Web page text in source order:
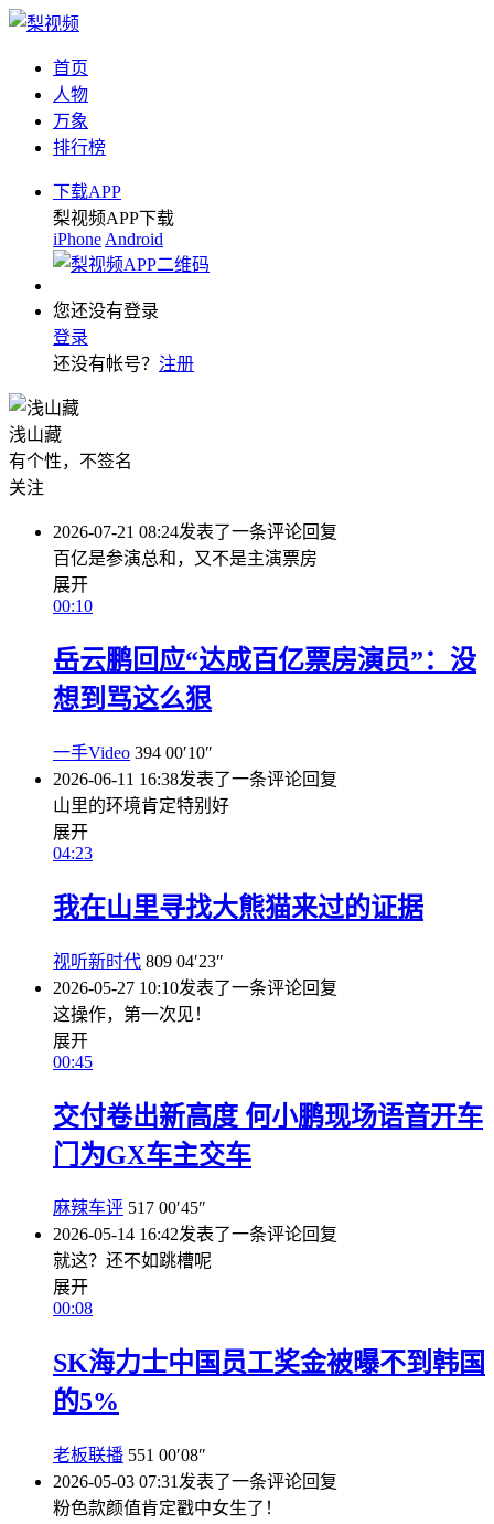
首页
人物
万象
排行榜
下载APP
梨视频APP下载
iPhone Android
您还没有登录
登录
还没有帐号？ 注册
浅山藏
有个性，不签名
关注
2026-07-21 08:24发表了一条评论回复
百亿是参演总和，又不是主演票房
展开
00:10
岳云鹏回应“达成百亿票房演员”：没
想到骂这么狠
一手Video 394 00′10″
2026-06-11 16:38发表了一条评论回复
山里的环境肯定特别好
展开
04:23
我在山里寻找大熊猫来过的证据
视听新时代 809 04′23″
2026-05-27 10:10发表了一条评论回复
这操作，第一次见！
展开
00:45
交付卷出新高度 何小鹏现场语音开车
门为GX车主交车
麻辣车评 517 00′45″
2026-05-14 16:42发表了一条评论回复
就这？还不如跳槽呢
展开
00:08
SK海力士中国员工奖金被曝不到韩国
的5%
老板联播 551 00′08″
2026-05-03 07:31 发表了一条评论回复
粉色款颜值肯定戳中女生了！